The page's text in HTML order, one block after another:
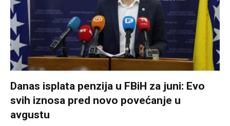
Danas isplata penzija u FBiH za juni: Evo
svih iznosa pred novo povećanje u
avgustu